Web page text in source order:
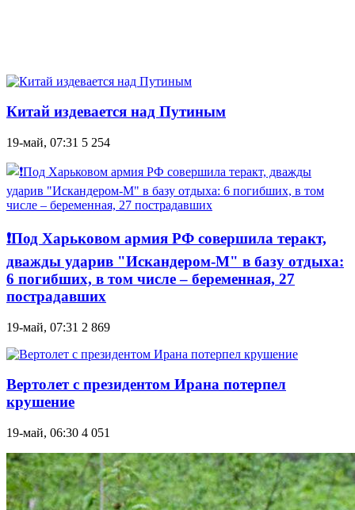
Китай издевается над Путиным
19-май, 07:31 5 254
❗️Под Харьковом армия РФ совершила теракт,
дважды ударив "Искандером-М" в базу отдыха:
6 погибших, в том числе – беременная, 27
пострадавших
19-май, 07:31 2 869
Вертолет с президентом Ирана потерпел
крушение
19-май, 06:30 4 051